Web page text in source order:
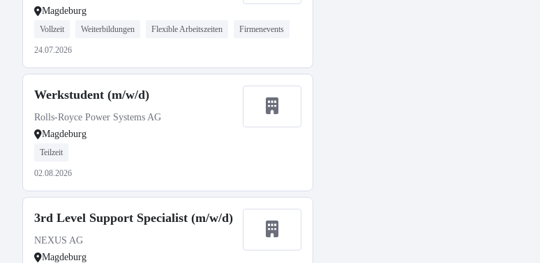
Magdeburg
Vollzeit Weiterbildungen Flexible Arbeitszeiten Firmenevents
24.07.2026
Werkstudent (m/w/d)
Rolls-Royce Power Systems AG
Magdeburg
Teilzeit
02.08.2026
3rd Level Support Specialist (m/w/d)
NEXUS AG
Magdeburg